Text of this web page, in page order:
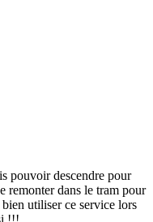
pouvoir descendre pour
remonter dans le tram pour
utiliser ce service lors
!!!